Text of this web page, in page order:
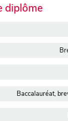
diplôme
Baccalauréat,